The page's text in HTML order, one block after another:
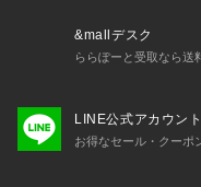
&mallデスク
ららぽーと受取なら送
LINE公式アカウント
お得なセール・クーポ